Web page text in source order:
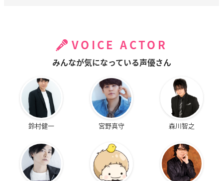
VOICE ACTOR
みんなが気になっている声優さん
鈴村健一 宮野真守 森川智之